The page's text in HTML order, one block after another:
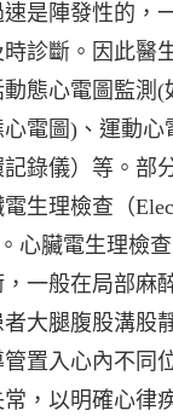
是陣發性的，
診斷。因此醫
態心電圖監測(
電圖)、運動
錄儀）等。部
生理檢查（
心臟電生理檢
一般在局部麻
大腿腹股溝股
置入心內不同
，以明確心律